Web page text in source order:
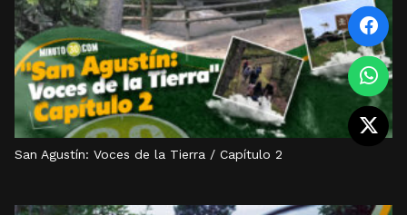
San Agustín: Voces de la Tierra / Capítulo 2